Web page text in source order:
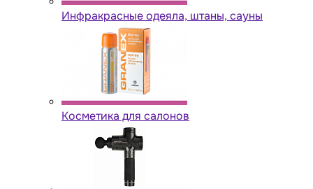
Инфракрасные одеяла, штаны, сауны
Косметика для салонов